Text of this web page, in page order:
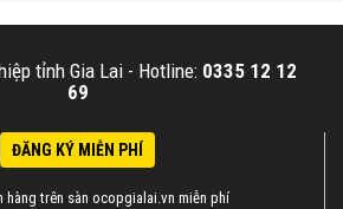
tỉnh Gia Lai - Hotline: 0335 12 12
69
ĐĂNG KÝ MIỄN PHÍ
hàng trên sàn ocopgialai.vn miễn phí